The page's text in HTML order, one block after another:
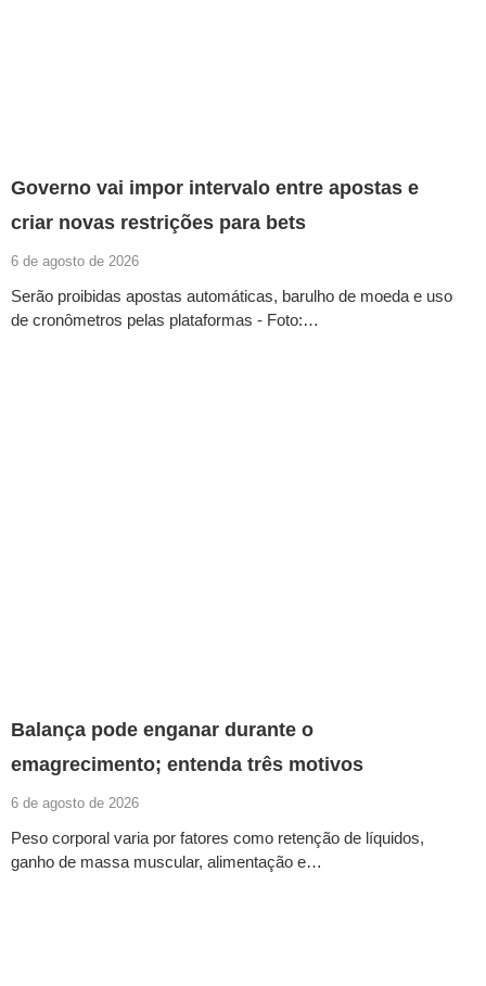
Governo vai impor intervalo entre apostas e
criar novas restrições para bets
6 de agosto de 2026
Serão proibidas apostas automáticas, barulho de moeda e uso
de cronômetros pelas plataformas - Foto:…
Balança pode enganar durante o
emagrecimento; entenda três motivos
6 de agosto de 2026
Peso corporal varia por fatores como retenção de líquidos,
ganho de massa muscular, alimentação e…